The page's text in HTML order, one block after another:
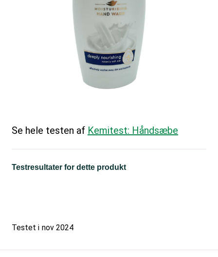
Se hele testen af Kemitest: Håndsæbe
Testresultater for dette produkt
Testet i nov 2024